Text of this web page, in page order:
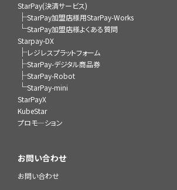
StarPay(決済サービス)
├StarPay加盟店様用StarPay-Works
└StarPay加盟店様よくある質問
Starpay-DX
├レジレスプラットフォーム
├StarPay-デジタル商品券
├StarPay-Robot
└StarPay-mini
StarPayX
KubeStar
プロモ―ション
お問い合わせ
お問い合わせ